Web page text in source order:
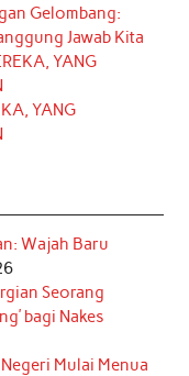
e Gelombang:
Jawab Kita
YANG
YANG
Wajah Baru
Seorang
bagi Nakes
Mulai Menua